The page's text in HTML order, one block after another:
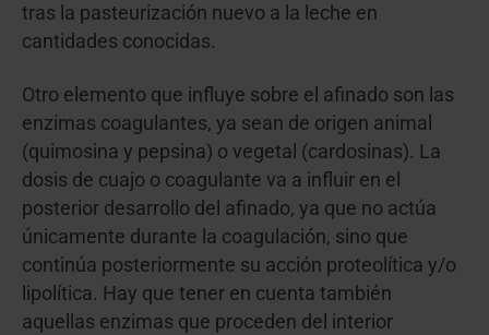
tras la pasteurización nuevo a la leche en
cantidades conocidas.
Otro elemento que influye sobre el afinado son las
enzimas coagulantes, ya sean de origen animal
(quimosina y pepsina) o vegetal (cardosinas). La
dosis de cuajo o coagulante va a influir en el
posterior desarrollo del afinado, ya que no actúa
únicamente durante la coagulación, sino que
continúa posteriormente su acción proteolítica y/o
lipolítica. Hay que tener en cuenta también
aquellas enzimas que proceden del interior